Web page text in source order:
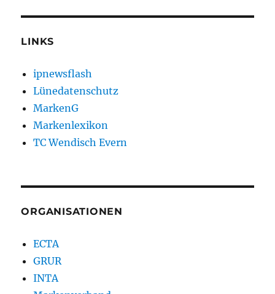
LINKS
ipnewsflash
Lünedatenschutz
MarkenG
Markenlexikon
TC Wendisch Evern
ORGANISATIONEN
ECTA
GRUR
INTA